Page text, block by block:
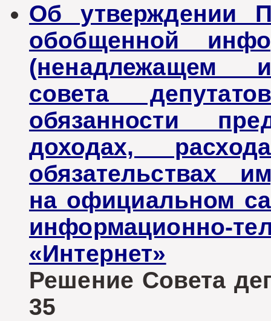
Об утверждении
обобщенной
(ненадлежащем
совета
обязанности
доходах,
обязательствах
на официальном
информационно-
«Интернет»
Решение Совета
35